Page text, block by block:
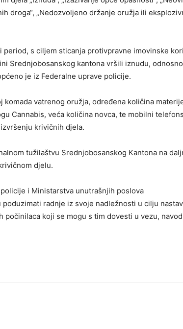
droga“, „Nedozvoljeno držanje oružja ili
period, s ciljem sticanja protivpravne imovinske
Srednjobosanskog kantona vršili iznudu, odnosno
je iz Federalne uprave policije.
vatrenog oružja, određena količina
Cannabis, veća količina novca, te mobilni
krivičnih djela.
tužilaštvu Srednjobosanskog Kantona na
djelu.
i Ministarstva unutrašnjih poslova
radnje iz svoje nadležnosti u cilju
koji se mogu s tim dovesti u vezu,